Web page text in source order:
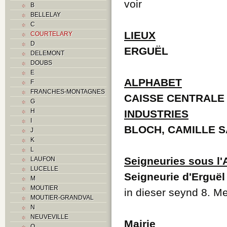
B
BELLELAY
C
COURTELARY
D
DELEMONT
DOUBS
E
F
FRANCHES-MONTAGNES
G
H
I
J
K
L
LAUFON
LUCELLE
M
MOUTIER
MOUTIER-GRANDVAL
N
NEUVEVILLE
voir
LIEUX
ERGUËL
ALPHABET
CAISSE
INDUSTRIES
BLOCH, CAMILLE
Seigneuries sous
Seigneurie d'Erguël
in dieser seynd 8.
Mairie